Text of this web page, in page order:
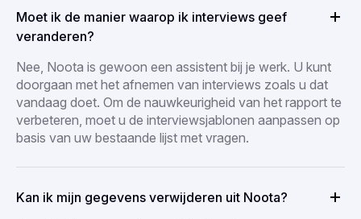
Moet ik de manier waarop ik interviews geef
veranderen?
Nee, Noota is gewoon een assistent bij je werk. U kunt
doorgaan met het afnemen van interviews zoals u dat
vandaag doet. Om de nauwkeurigheid van het rapport te
verbeteren, moet u de interviewsjablonen aanpassen op
basis van uw bestaande lijst met vragen.
Kan ik mijn gegevens verwijderen uit Noota?